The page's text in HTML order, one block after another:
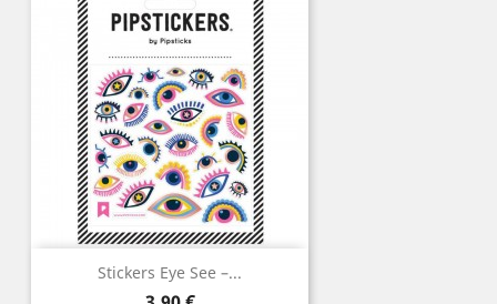
Stickers Eye See –...